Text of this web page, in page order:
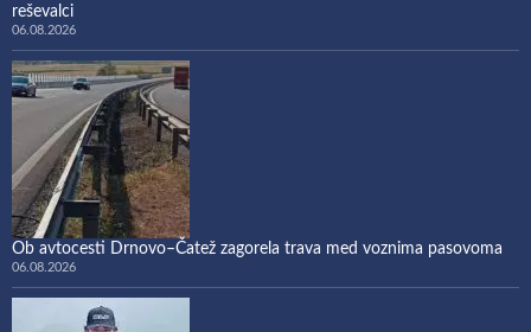
reševalci
06.08.2026
Ob avtocesti Drnovo–Čatež zagorela trava med voznima pasovoma
06.08.2026